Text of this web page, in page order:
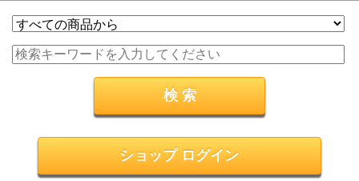
ショップ ログイン